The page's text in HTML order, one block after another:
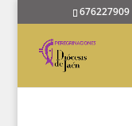
676227909